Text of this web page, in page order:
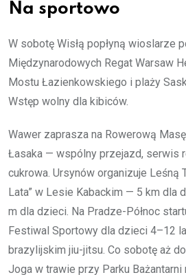
Na sportowo
W sobotę Wisłą popłyną wioslarze
Międzynarodowych Regat Warsaw
Mostu Łazienkowskiego i plaży
Wstęp wolny dla kibiców.
Wawer zaprasza na Rowerową
Łasaka — wspólny przejazd, serwis
cukrowa. Ursynów organizuje Leśną
Lata” w Lesie Kabackim — 5 km dla
m dla dzieci. Na Pradze-Północ
Festiwal Sportowy dla dzieci 4–12
brazylijskim jiu-jitsu. Co sobotę aż
Joga w trawie przy Parku